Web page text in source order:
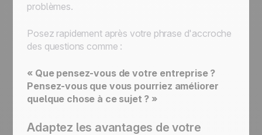
problèmes.
Posez rapidement après votre phrase d'accroche
des questions comme :
« Que pensez-vous de votre entreprise ?
Pensez-vous que vous pourriez améliorer
quelque chose à ce sujet ? »
Adaptez les avantages de votre